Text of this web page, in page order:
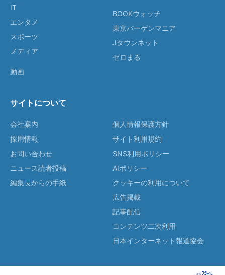
IT
エンタメ
スポーツ
メディア
動画
BOOKウォッチ
東京バーゲンマニア
Jタウンネット
ゼロまる
サイトについて
会社案内
採用情報
お問い合わせ
ニュース読者投稿
編集長からの手紙
個人情報保護方針
サイト利用規約
SNS利用ポリシー
AIポリシー
クッキーの利用について
広告掲載
記事配信
コンテンツ二次利用
日本インターネット報道協会